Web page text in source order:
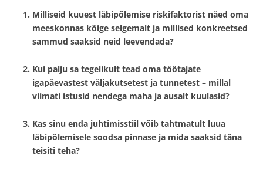
Milliseid kuuest läbipõlemise riskifaktorist näed oma
meeskonnas kõige selgemalt ja millised konkreetsed
sammud saaksid neid leevendada?
Kui palju sa tegelikult tead oma töötajate
igapäevastest väljakutsetest ja tunnetest – millal
viimati istusid nendega maha ja ausalt kuulasid?
Kas sinu enda juhtimisstiil võib tahtmatult luua
läbipõlemisele soodsa pinnase ja mida saaksid täna
teisiti teha?